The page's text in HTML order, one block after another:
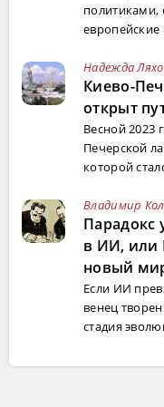
политиками,
европейские
Надежда
Киево-
открыт
Весной 2023
Печерской
которой
Владимир
Парадокс
в ИИ, или
новый
Если ИИ
венец
стадия